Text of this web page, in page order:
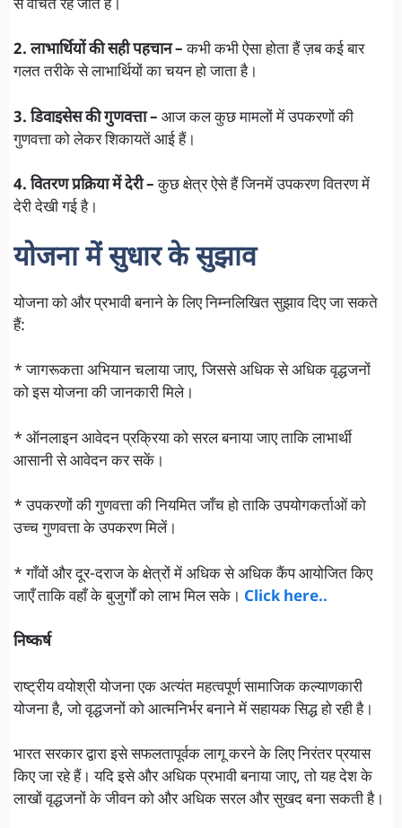
से वंचित रह जाते हैं।
2. लाभार्थियों की सही पहचान –कभी कभी ऐसा होता हैं ज़ब कई बार
गलत तरीके से लाभार्थियों का चयन हो जाता है।
3. डिवाइसेस की गुणवत्ता – आज कल कुछ मामलों में उपकरणों की
गुणवत्ता को लेकर शिकायतें आई हैं।
4. वितरण प्रक्रिया में देरी –कुछ क्षेत्र ऐसे हैं जिनमें उपकरण वितरण में
देरी देखी गई है।
योजना में सुधार के सुझाव
योजना को और प्रभावी बनाने के लिए निम्नलिखित सुझाव दिए जा सकते
हैं:
* जागरूकता अभियान चलाया जाए, जिससे अधिक से अधिक वृद्धजनों
को इस योजना की जानकारी मिले।
* ऑनलाइन आवेदन प्रक्रिया को सरल बनाया जाए ताकि लाभार्थी
आसानी से आवेदन कर सकें।
* उपकरणों की गुणवत्ता की नियमित जाँच हो ताकि उपयोगकर्ताओं को
उच्च गुणवत्ता के उपकरण मिलें।
* गाँवों और दूर-दराज के क्षेत्रों में अधिक से अधिक कैंप आयोजित किए
जाएँ ताकि वहाँ के बुजुर्गों को लाभ मिल सके। Click here..
निष्कर्ष
राष्ट्रीय वयोश्री योजना एक अत्यंत महत्वपूर्ण सामाजिक कल्याणकारी
योजना है, जो वृद्धजनों को आत्मनिर्भर बनाने में सहायक सिद्ध हो रही है।
भारत सरकार द्वारा इसे सफलतापूर्वक लागू करने के लिए निरंतर प्रयास
किए जा रहे हैं। यदि इसे और अधिक प्रभावी बनाया जाए, तो यह देश के
लाखों वृद्धजनों के जीवन को और अधिक सरल और सुखद बना सकती है।